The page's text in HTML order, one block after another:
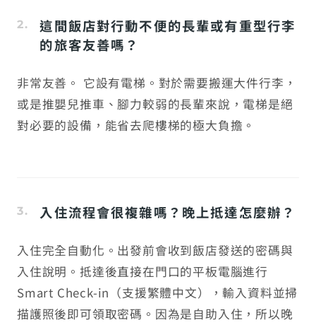
這間飯店對行動不便的長輩或有重型行李
的旅客友善嗎？
非常友善。 它設有電梯。對於需要搬運大件行李，
或是推嬰兒推車、腳力較弱的長輩來說，電梯是絕
對必要的設備，能省去爬樓梯的極大負擔。
入住流程會很複雜嗎？晚上抵達怎麼辦？
入住完全自動化。出發前會收到飯店發送的密碼與
入住說明。抵達後直接在門口的平板電腦進行
Smart Check-in（支援繁體中文），輸入資料並掃
描護照後即可領取密碼。因為是自助入住，所以晚